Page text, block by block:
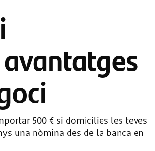
500 € si domicilies les teves
una nòmina des de la banca en